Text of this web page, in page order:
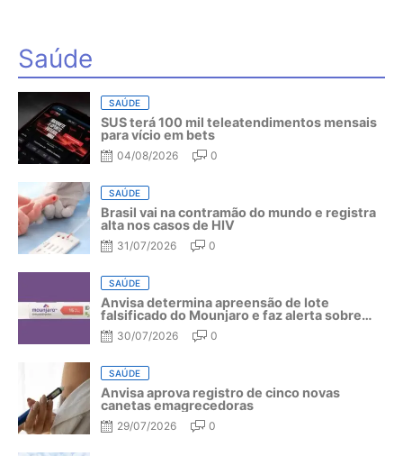
Saúde
SAÚDE
SUS terá 100 mil teleatendimentos mensais
para vício em bets
04/08/2026 0
SAÚDE
Brasil vai na contramão do mundo e registra
alta nos casos de HIV
31/07/2026 0
SAÚDE
Anvisa determina apreensão de lote
falsificado do Mounjaro e faz alerta sobre
riscos do medicamento
30/07/2026 0
SAÚDE
Anvisa aprova registro de cinco novas
canetas emagrecedoras
29/07/2026 0